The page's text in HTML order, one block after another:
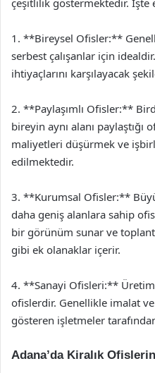
1. **Bireysel Ofisler:**
serbest çalışanlar için
ihtiyaçlarını karşılayacak
2. **Paylaşımlı Ofisler:**
bireyin aynı alanı paylaştığı
maliyetleri düşürmek ve
edilmektedir.
3. **Kurumsal Ofisler:**
daha geniş alanlara sahip
bir görünüm sunar ve
gibi ek olanaklar içerir.
4. **Sanayi Ofisleri:**
ofislerdir. Genellikle imalat
gösteren işletmeler
Adana’da Kiralık